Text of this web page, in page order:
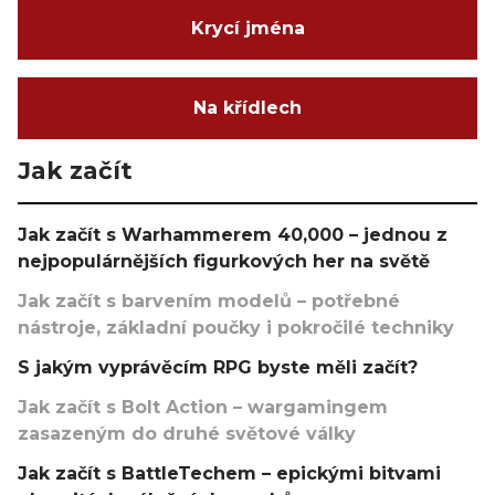
Krycí jména
Na křídlech
Jak začít
Jak začít s Warhammerem 40,000 – jednou z
nejpopulárnějších figurkových her na světě
Jak začít s barvením modelů – potřebné
nástroje, základní poučky i pokročilé techniky
S jakým vyprávěcím RPG byste měli začít?
Jak začít s Bolt Action – wargamingem
zasazeným do druhé světové války
Jak začít s BattleTechem – epickými bitvami